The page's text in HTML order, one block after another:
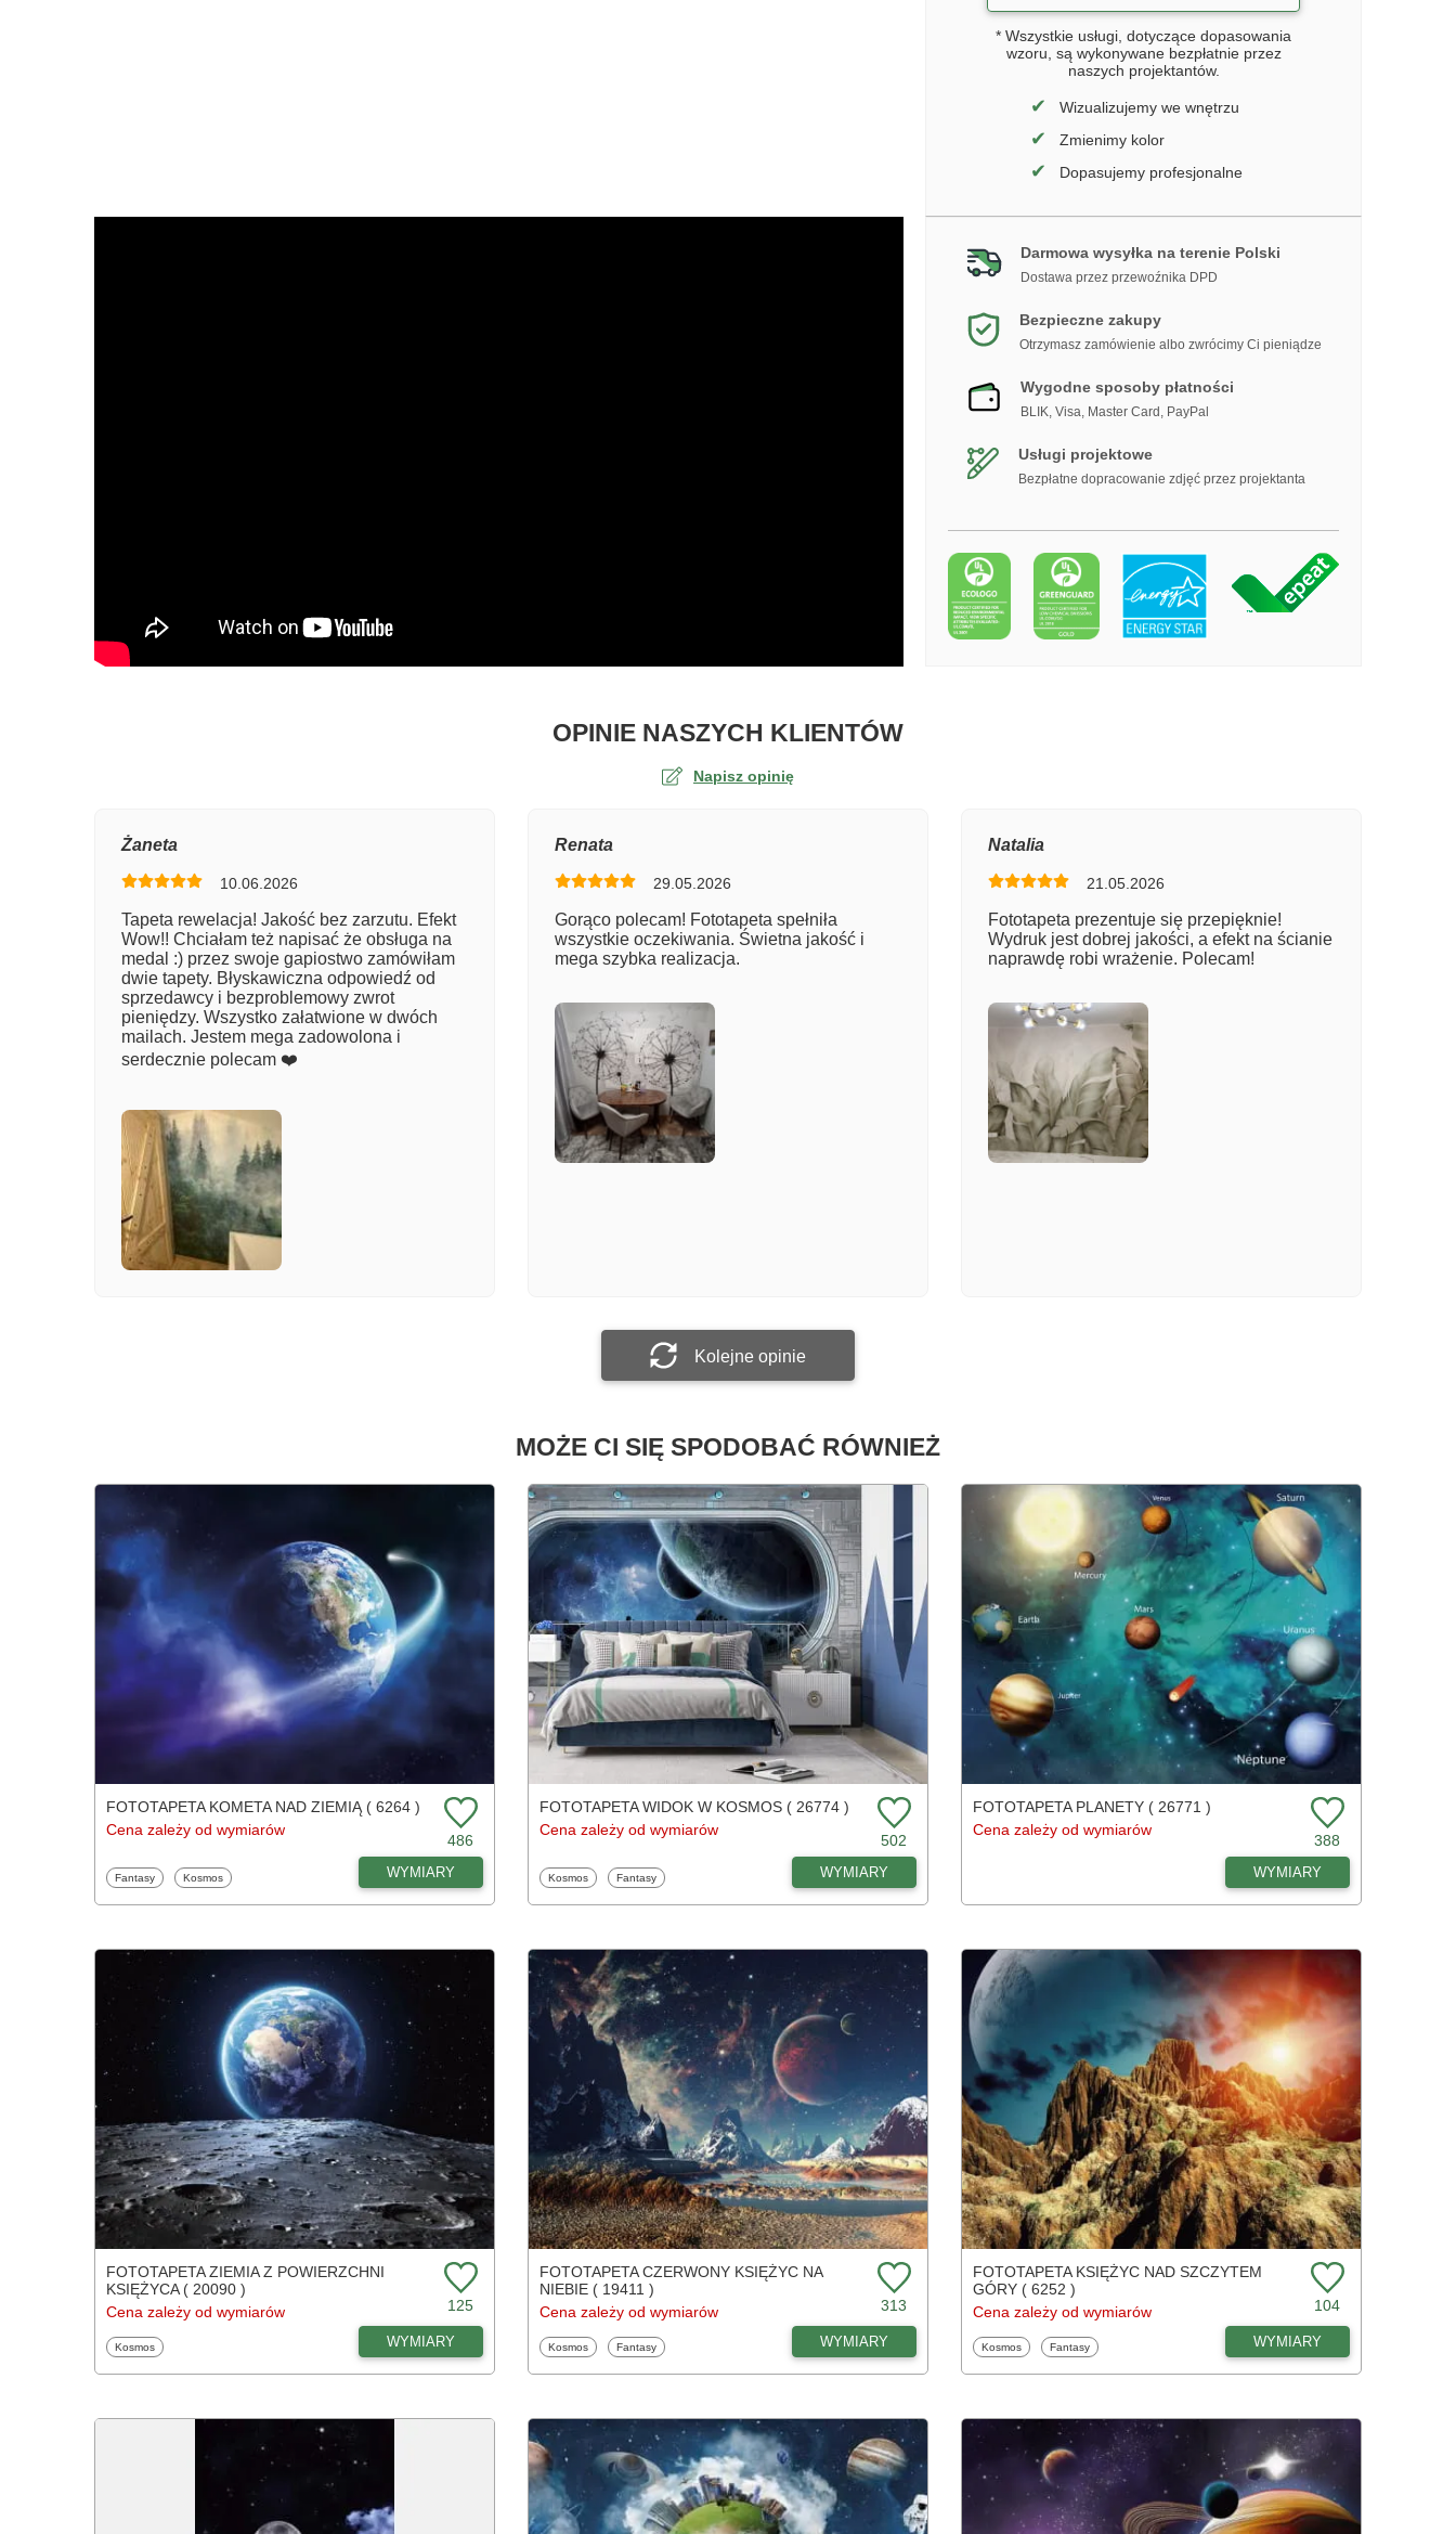
* Wszystkie usługi, dotyczące dopasowania
wzoru, są wykonywane bezpłatnie przez
naszych projektantów.
✔ Wizualizujemy we wnętrzu
✔ Zmienimy kolor
✔ Dopasujemy profesjonalne
Darmowa wysyłka na terenie Polski
Dostawa przez przewoźnika DPD
Bezpieczne zakupy
Otrzymasz zamówienie albo zwrócimy Ci pieniądze
Wygodne sposoby płatności
BLIK, Visa, Master Card, PayPal
Usługi projektowe
Bezpłatne dopracowanie zdjęć przez projektanta
OPINIE NASZYCH KLIENTÓWO TAPECIE POWIERZCHNIA GRUNTU
Napisz opinię
Numer zamówienia
Załącz zdjęcie
Żaneta
10.06.2026
Tapeta rewelacja! Jakość bez zarzutu. Efekt
Wow!! Chciałam też napisać że obsługa na
medal :) przez swoje gapiostwo zamówiłam
dwie tapety. Błyskawiczna odpowiedź od
sprzedawcy i bezproblemowy zwrot
pieniędzy. Wszystko załatwione w dwóch
mailach. Jestem mega zadowolona i
serdecznie polecam ❤️
Renata
29.05.2026
Gorąco polecam! Fototapeta spełniła
wszystkie oczekiwania. Świetna jakość i
mega szybka realizacja.
Natalia
21.05.2026
Fototapeta prezentuje się przepięknie!
Wydruk jest dobrej jakości, a efekt na ścianie
naprawdę robi wrażenie. Polecam!
Kolejne opinie
MOŻE CI SIĘ SPODOBAĆ RÓWNIEŻ
FOTOTAPETA KOMETA NAD ZIEMIĄ ( 6264 )
Cena zależy od wymiarów
486
Fototapety
Fantasy Fototapety
Kosmos WYMIARY
FOTOTAPETA WIDOK W KOSMOS ( 26774 )
Cena zależy od wymiarów
502
Fototapety
Kosmos Fototapety
Fantasy WYMIARY
FOTOTAPETA PLANETY ( 26771 )
Cena zależy od wymiarów
388
WYMIARY
FOTOTAPETA ZIEMIA Z POWIERZCHNI
KSIĘŻYCA ( 20090 )
Cena zależy od wymiarów
125
Fototapety
Kosmos WYMIARY
FOTOTAPETA CZERWONY KSIĘŻYC NA
NIEBIE ( 19411 )
Cena zależy od wymiarów
313
Fototapety
Kosmos Fototapety
Fantasy WYMIARY
FOTOTAPETA KSIĘŻYC NAD SZCZYTEM
GÓRY ( 6252 )
Cena zależy od wymiarów
104
Fototapety
Kosmos Fototapety
Fantasy WYMIARY